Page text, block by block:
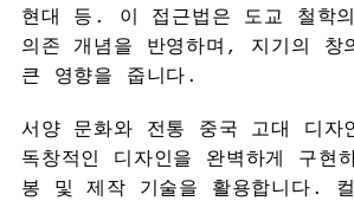
현대 등. 이 접근법은 도교 철학
의존 개념을 반영하며, 지기의 창
큰 영향을 줍니다.
서양 문화와 전통 중국 고대 디자
독창적인 디자인을 완벽하게 구현
봉 및 제작 기술을 활용합니다. 컬